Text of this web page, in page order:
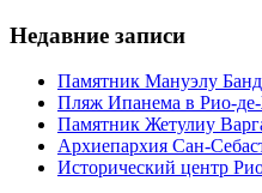
Недавние записи
Памятник Мануэлу
Пляж Ипанема в Рио-
Памятник Жетулиу
Архиепархия Сан-
Исторический центр